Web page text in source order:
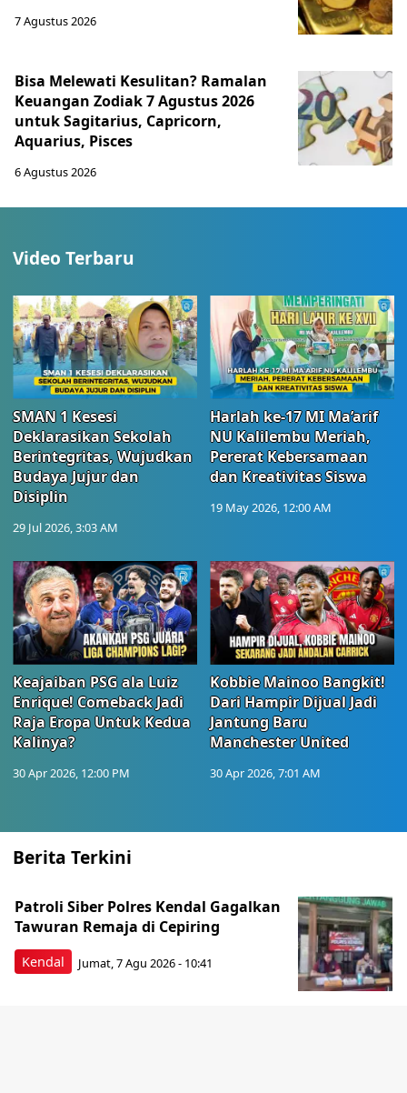
7 Agustus 2026
Bisa Melewati Kesulitan? Ramalan
Keuangan Zodiak 7 Agustus 2026
untuk Sagitarius, Capricorn,
Aquarius, Pisces
6 Agustus 2026
Video Terbaru
SMAN 1 Kesesi
Deklarasikan Sekolah
Berintegritas, Wujudkan
Budaya Jujur dan
Disiplin
29 Jul 2026, 3:03 AM
Harlah ke-17 MI Ma’arif
NU Kalilembu Meriah,
Pererat Kebersamaan
dan Kreativitas Siswa
19 May 2026, 12:00 AM
Keajaiban PSG ala Luiz
Enrique! Comeback Jadi
Raja Eropa Untuk Kedua
Kalinya?
30 Apr 2026, 12:00 PM
Kobbie Mainoo Bangkit!
Dari Hampir Dijual Jadi
Jantung Baru
Manchester United
30 Apr 2026, 7:01 AM
Berita Terkini
Kendal
Patroli Siber Polres Kendal Gagalkan
Tawuran Remaja di Cepiring
Jumat, 7 Agu 2026 - 10:41